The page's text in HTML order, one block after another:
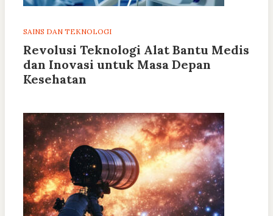
SAINS DAN TEKNOLOGI
Revolusi Teknologi Alat Bantu Medis
dan Inovasi untuk Masa Depan
Kesehatan